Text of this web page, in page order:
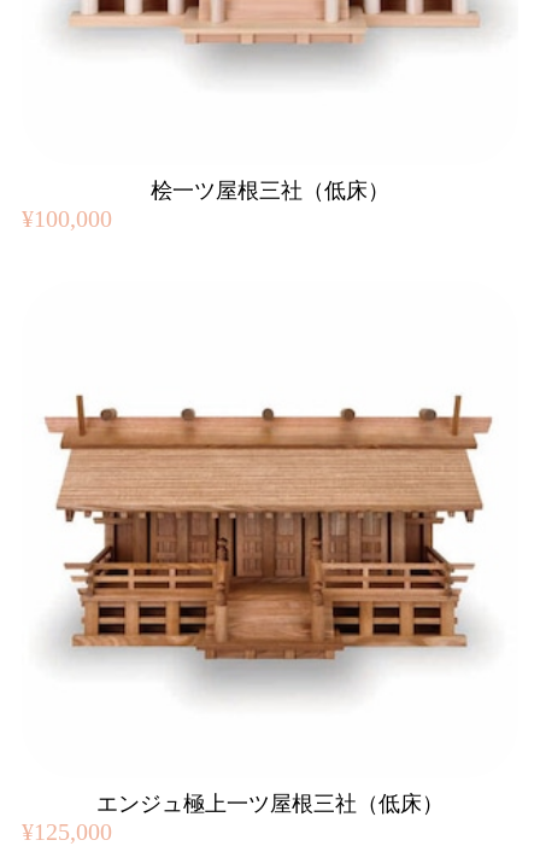
桧一ツ屋根三社（低床）
¥100,000
エンジュ極上一ツ屋根三社（低床）
¥125,000